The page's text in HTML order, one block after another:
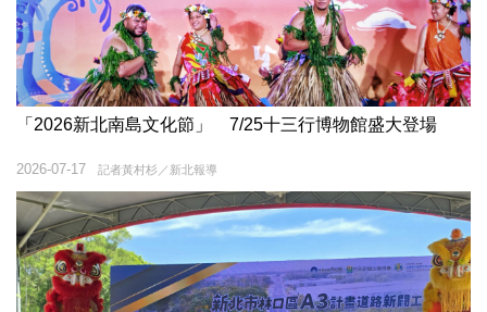
「2026新北南島文化節」 7/25十三行博物館盛大登場
記者黃村杉／新北報導
2026-07-17